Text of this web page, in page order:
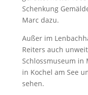
Schenkung
Marc dazu.
Außer im
Reiters auch
Schlossmuseum in
in Kochel am See
sehen.